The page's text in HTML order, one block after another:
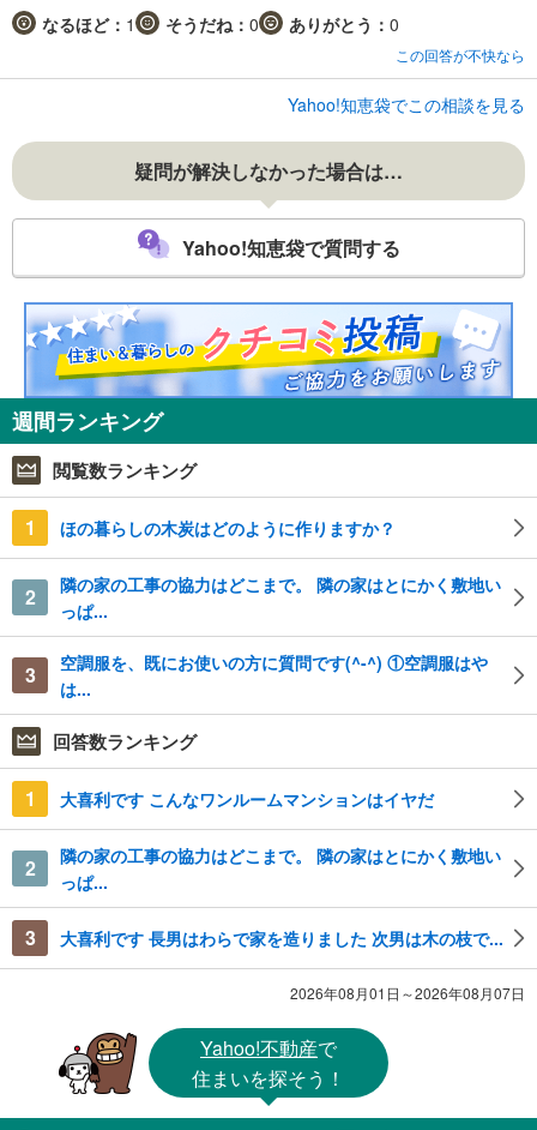
なるほど： 1 そうだね： 0 ありがとう： 0
この回答が不快なら
Yahoo!知恵袋でこの相談を見る
疑問が解決しなかった場合は…
Yahoo!知恵袋で質問する
週間ランキング
閲覧数ランキング
1 ほの暮らしの木炭はどのように作りますか？
2
隣の家の工事の協力はどこまで。 隣の家はとにかく敷地い
っぱ...
3
空調服を、既にお使いの方に質問です(^-^) ①空調服はや
は...
回答数ランキング
1 大喜利です こんなワンルームマンションはイヤだ
2
隣の家の工事の協力はどこまで。 隣の家はとにかく敷地い
っぱ...
3 大喜利です 長男はわらで家を造りました 次男は木の枝で...
2026年08月01日～2026年08月07日
Yahoo!不動産で
住まいを探そう！